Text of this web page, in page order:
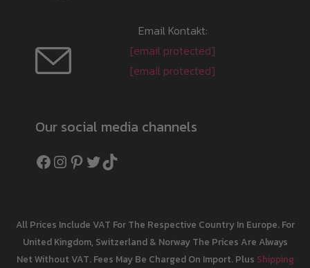
Email Kontakt:
[email protected]
[email protected]
Our social media channels
Facebook
Instagram
Pinterest
Twitter
TikTok
All Prices Include VAT For The Respective Country In Europe. For
United Kingdom, Switzerland & Norway The Prices Are Always
Net Without VAT. Fees May Be Charged On Import. Plus Shipping